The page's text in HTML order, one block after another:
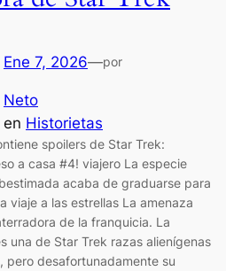
Ene 7, 2026—por
Neto
en Historietas
spoilers de Star Trek:
a casa #4! viajero La especie
acaba de graduarse para
viaje a las estrellas La amenaza
de la franquicia. La
una de Star Trek razas alienígenas
pero desafortunadamente su